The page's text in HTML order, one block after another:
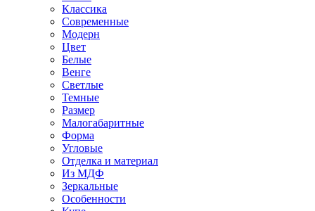
Классика
Современные
Модерн
Цвет
Белые
Венге
Светлые
Темные
Размер
Малогабаритные
Форма
Угловые
Отделка и материал
Из МДФ
Зеркальные
Особенности